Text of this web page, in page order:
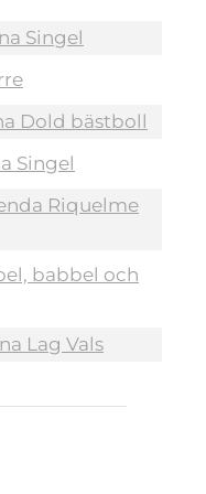
Singel
Dold bästboll
Singel
Riquelme
babbel och
Lag Vals